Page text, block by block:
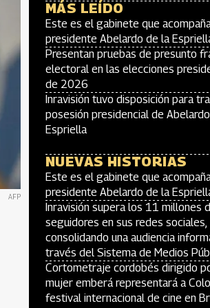
AFP
MÁS LEÍDO
Este es el gabinete que
presidente Abelardo de la
Presentan pruebas de presunto
electoral en las elecciones
de 2026
Inravisión tuvo disposición para
posesión presidencial de
Espriella
NUEVAS HISTORIAS
Este es el gabinete que
presidente Abelardo de la
Inravisión supera los 11 millones
seguidores en sus redes sociales,
consolidando una audiencia
través del Sistema de Medios
Cortometraje cordobés dirigido
mujer emberá representará a
festival internacional de cine en